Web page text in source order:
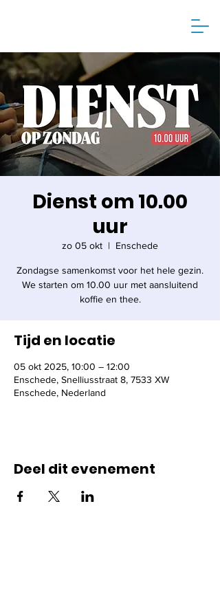
Dienst om 10.00
uur
zo 05 okt
  |
Enschede
Zondagse samenkomst voor het hele gezin.
We starten om 10.00 uur met aansluitend
koffie en thee.
Tijd en locatie
05 okt 2025, 10:00 – 12:00
Enschede, Snelliusstraat 8, 7533 XW
Enschede, Nederland
Deel dit evenement